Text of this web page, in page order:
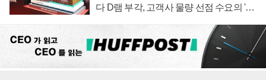
다 D램 부각, 고객사 물량 선점 수요의 '우